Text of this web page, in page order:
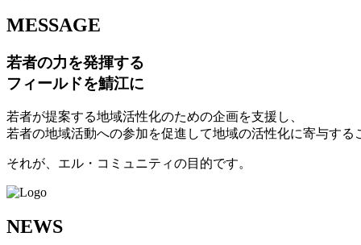
MESSAGE
若者の力を発揮する
フィールドを鯖江に
若者が提案する地域活性化のための企画を支援し、
若者の地域活動への参加を促進して地域の活性化に寄与する
それが、エル・コミュニティの目的です。
NEWS